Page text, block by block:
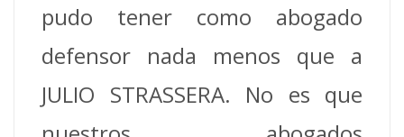
pudo tener como abogado
defensor nada menos que a
JULIO STRASSERA. No es que